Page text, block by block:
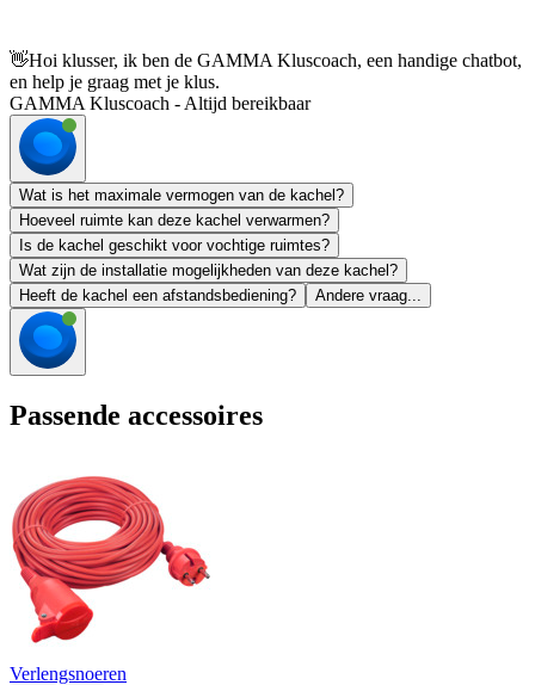
👋Hoi klusser, ik ben de GAMMA Kluscoach, een handige chatbot,
en help je graag met je klus.
GAMMA Kluscoach - Altijd bereikbaar
Wat is het maximale vermogen van de kachel?
Hoeveel ruimte kan deze kachel verwarmen?
Is de kachel geschikt voor vochtige ruimtes?
Wat zijn de installatie mogelijkheden van deze kachel?
Heeft de kachel een afstandsbediening?
Andere vraag...
Passende accessoires
Verlengsnoeren